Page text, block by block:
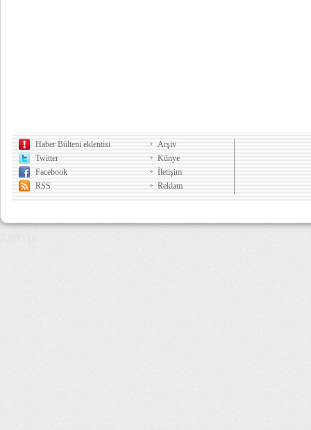
Haber Bülteni eklentisi
Twitter
Facebook
RSS
Arşiv
Künye
İletişim
Reklam